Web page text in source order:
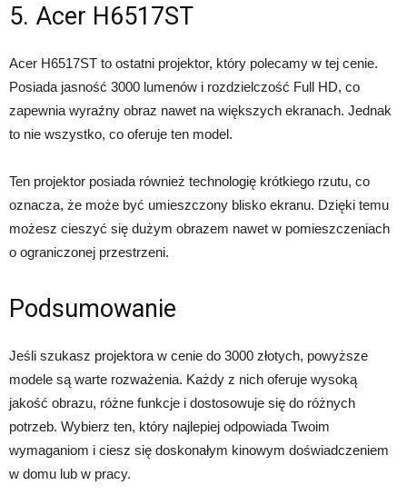
5. Acer H6517ST
Acer H6517ST to ostatni projektor, który polecamy w tej cenie.
Posiada jasność 3000 lumenów i rozdzielczość Full HD, co
zapewnia wyraźny obraz nawet na większych ekranach. Jednak
to nie wszystko, co oferuje ten model.
Ten projektor posiada również technologię krótkiego rzutu, co
oznacza, że ​​może być umieszczony blisko ekranu. Dzięki temu
możesz cieszyć się dużym obrazem nawet w pomieszczeniach
o ograniczonej przestrzeni.
Podsumowanie
Jeśli szukasz projektora w cenie do 3000 złotych, powyższe
modele są warte rozważenia. Każdy z nich oferuje wysoką
jakość obrazu, różne funkcje i dostosowuje się do różnych
potrzeb. Wybierz ten, który najlepiej odpowiada Twoim
wymaganiom i ciesz się doskonałym kinowym doświadczeniem
w domu lub w pracy.